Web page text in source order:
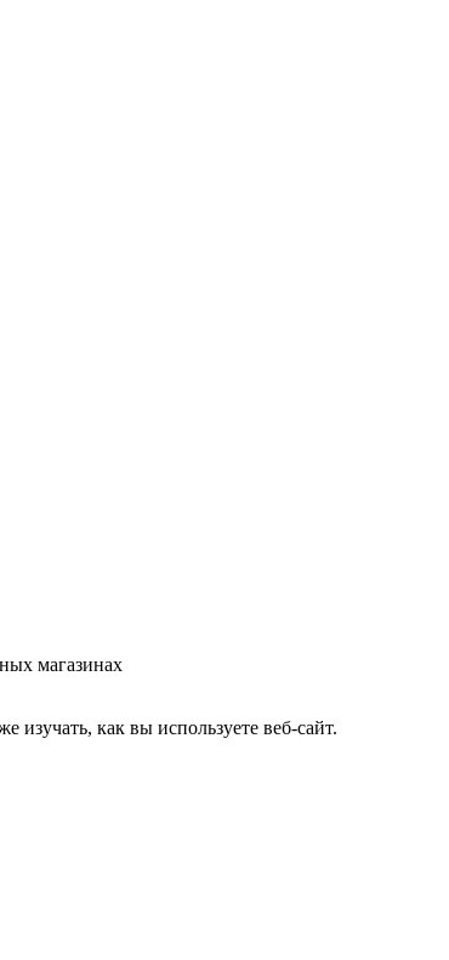
магазинах
как вы используете веб-сайт.